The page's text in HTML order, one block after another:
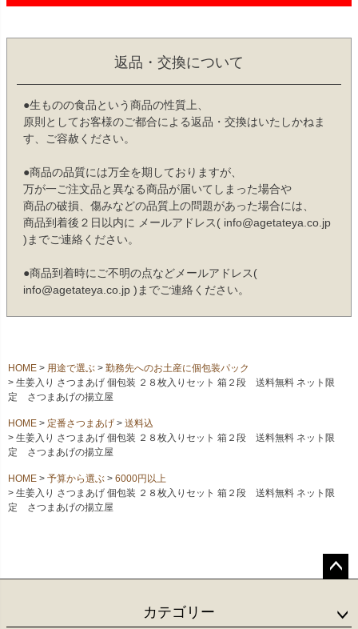
返品・交換について
●生ものの食品という商品の性質上、
原則としてお客様のご都合による返品・交換はいたしかねま
す、ご容赦ください。
●商品の品質には万全を期しておりますが、
万が一ご注文品と異なる商品が届いてしまった場合や
商品の破損、傷みなどの品質上の問題があった場合には、
商品到着後２日以内に メールアドレス( info@agetateya.co.jp
)までご連絡ください。
●商品到着時にご不明の点などメールアドレス(
info@agetateya.co.jp )までご連絡ください。
HOME 用途で選ぶ
勤務先へのお土産に個包装パック
生姜入り さつまあげ 個包装 ２８枚入りセット 箱２段 送料無料 ネット限
定 さつまあげの揚立屋
HOME 定番さつまあげ
送料込
生姜入り さつまあげ 個包装 ２８枚入りセット 箱２段 送料無料 ネット限
定 さつまあげの揚立屋
HOME 予算から選ぶ
6000円以上
生姜入り さつまあげ 個包装 ２８枚入りセット 箱２段 送料無料 ネット限
定 さつまあげの揚立屋
ップ
カテゴリー